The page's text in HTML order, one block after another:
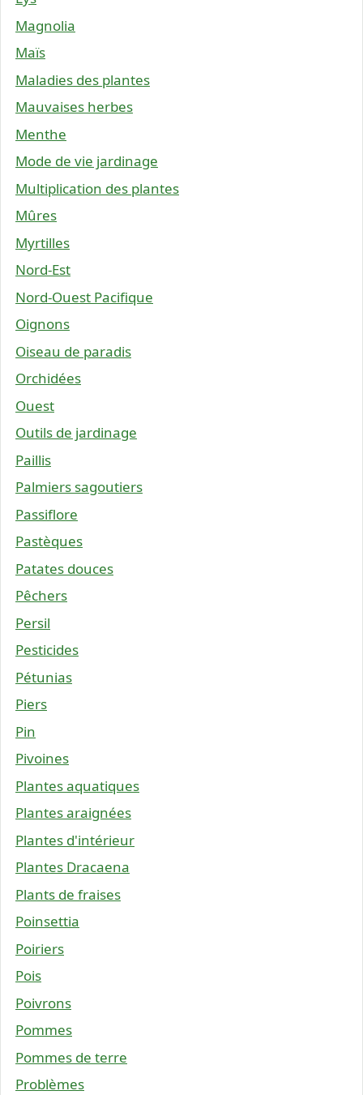
Magnolia
Maïs
Maladies des plantes
Mauvaises herbes
Menthe
Mode de vie jardinage
Multiplication des plantes
Mûres
Myrtilles
Nord-Est
Nord-Ouest Pacifique
Oignons
Oiseau de paradis
Orchidées
Ouest
Outils de jardinage
Paillis
Palmiers sagoutiers
Passiflore
Pastèques
Patates douces
Pêchers
Persil
Pesticides
Pétunias
Piers
Pin
Pivoines
Plantes aquatiques
Plantes araignées
Plantes d'intérieur
Plantes Dracaena
Plants de fraises
Poinsettia
Poiriers
Pois
Poivrons
Pommes
Pommes de terre
Problèmes